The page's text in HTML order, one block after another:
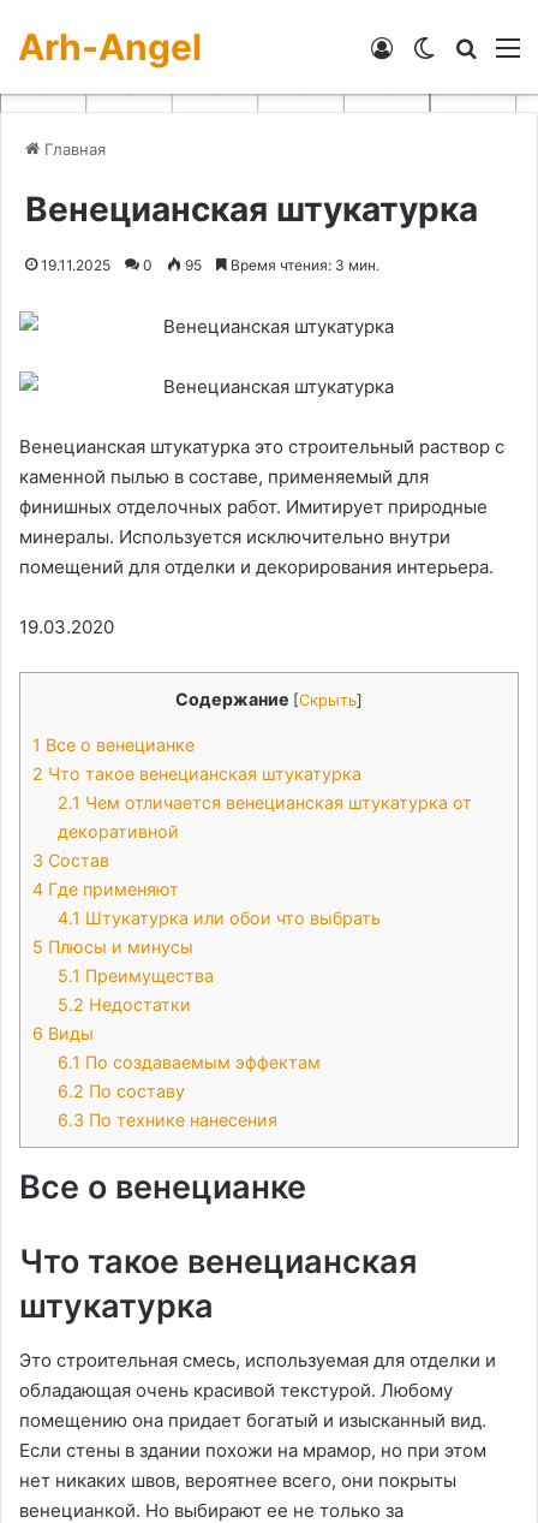
Arh-Angel Switch skin
Войти
Главная
Венецианская штукатурка
19.11.2025 0 95 Время чтения: 3 мин.
Венецианская штукатурка это строительный раствор с
каменной пылью в составе, применяемый для
финишных отделочных работ. Имитирует природные
минералы. Используется исключительно внутри
помещений для отделки и декорирования интерьера.
19.03.2020
Содержание [Скрыть]
1 Все о венецианке
2 Что такое венецианская штукатурка
2.1 Чем отличается венецианская штукатурка от
декоративной
3 Состав
4 Где применяют
4.1 Штукатурка или обои что выбрать
5 Плюсы и минусы
5.1 Преимущества
5.2 Недостатки
6 Виды
6.1 По создаваемым эффектам
6.2 По составу
6.3 По технике нанесения
Все о венецианке
Что такое венецианская
штукатурка
Это строительная смесь, используемая для отделки и
обладающая очень красивой текстурой. Любому
помещению она придает богатый и изысканный вид.
Если стены в здании похожи на мрамор, но при этом
нет никаких швов, вероятнее всего, они покрыты
венецианкой. Но выбирают ее не только за